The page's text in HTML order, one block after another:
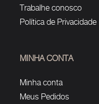
Trabalhe conosco
Política de Privacidade
MINHA CONTA
Minha conta
Meus Pedidos